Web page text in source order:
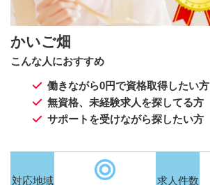
かいご畑
こんな人におすすめ
働きながら0円で資格取得したい方
無資格、未経験求人を探してる方
サポートを受けながら探したい方
対応地域
求人件数